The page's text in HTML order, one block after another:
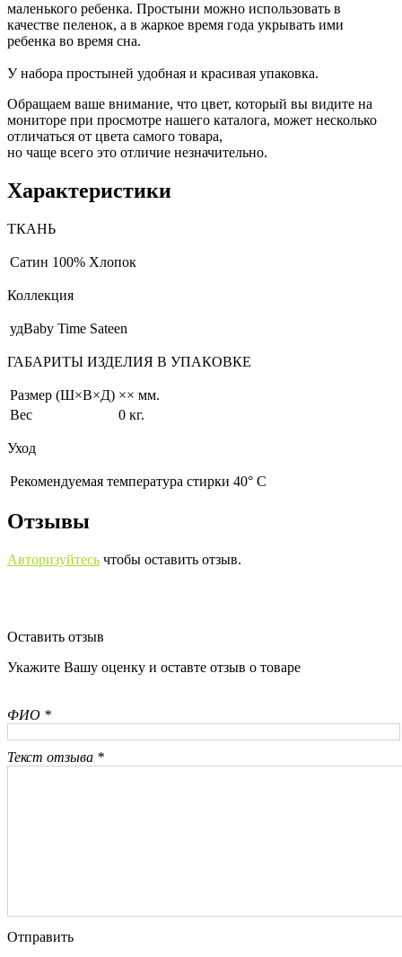
маленького ребенка. Простыни можно использовать в
качестве пеленок, а в жаркое время года укрывать ими
ребенка во время сна.
У набора простыней удобная и красивая упаковка.
Обращаем ваше внимание, что цвет, который вы видите на
мониторе при просмотре нашего каталога, может несколько
отличаться от цвета самого товара,
но чаще всего это отличие незначительно.
Характеристики
ТКАНЬ
Сатин 100% Хлопок
Коллекция
удBaby Time Sateen
ГАБАРИТЫ ИЗДЕЛИЯ В УПАКОВКЕ
Размер (Ш×В×Д) ×× мм.
Вес
0 кг.
Уход
Рекомендуемая температура стирки 40° С
Отзывы
Авторизуйтесь чтобы оставить отзыв.
Оставить отзыв
Укажите Вашу оценку и оставте отзыв о товаре
ФИО *
Текст отзыва *
Отправить